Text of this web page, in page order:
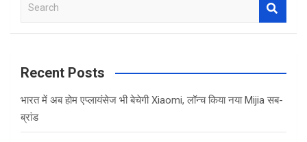
a
c
Recent Posts
भारत में अब होम एप्लायंसेज भी बेचेगी Xiaomi, लॉन्च किया नया Mijia सब-
ब्रांड